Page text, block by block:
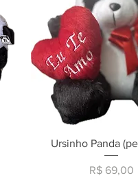
Visualização
Ursinho Panda
Preço
R$ 69,00